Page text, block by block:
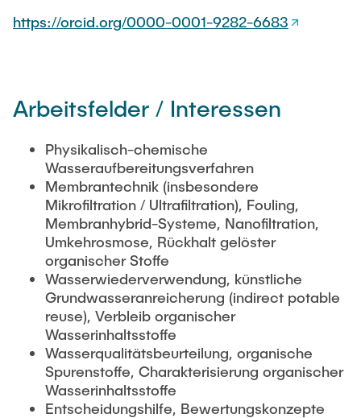
https://orcid.org/0000-0001-9282-6683
Arbeitsfelder / Interessen
Physikalisch-chemische
Wasseraufbereitungsverfahren
Membrantechnik (insbesondere
Mikrofiltration / Ultrafiltration), Fouling,
Membranhybrid-Systeme, Nanofiltration,
Umkehrosmose, Rückhalt gelöster
organischer Stoffe
Wasserwiederverwendung, künstliche
Grundwasseranreicherung (indirect potable
reuse), Verbleib organischer
Wasserinhaltsstoffe
Wasserqualitätsbeurteilung, organische
Spurenstoffe, Charakterisierung organischer
Wasserinhaltsstoffe
Entscheidungshilfe, Bewertungskonzepte